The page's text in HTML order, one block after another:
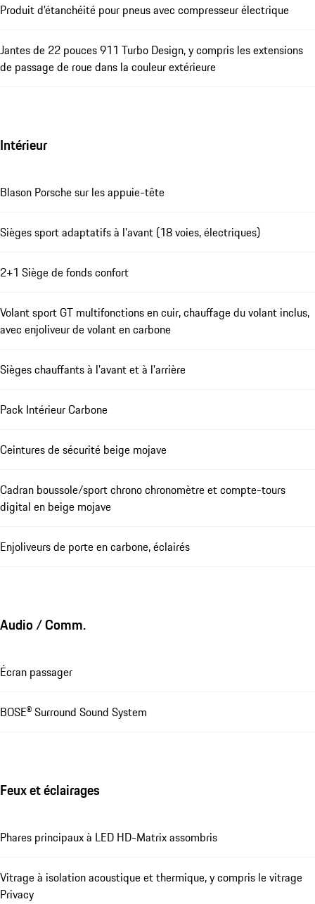
Produit d'étanchéité pour pneus avec compresseur électrique
Jantes de 22 pouces 911 Turbo Design, y compris les extensions
de passage de roue dans la couleur extérieure
Intérieur
Blason Porsche sur les appuie-tête
Sièges sport adaptatifs à l'avant (18 voies, électriques)
2+1 Siège de fonds confort
Volant sport GT multifonctions en cuir, chauffage du volant inclus,
avec enjoliveur de volant en carbone
Sièges chauffants à l'avant et à l'arrière
Pack Intérieur Carbone
Ceintures de sécurité beige mojave
Cadran boussole/sport chrono chronomètre et compte-tours
digital en beige mojave
Enjoliveurs de porte en carbone, éclairés
Audio / Comm.
Écran passager
BOSE® Surround Sound System
Feux et éclairages
Phares principaux à LED HD-Matrix assombris
Vitrage à isolation acoustique et thermique, y compris le vitrage
Privacy